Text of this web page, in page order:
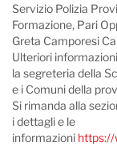
Servizio Polizia
Formazione, Pari
Greta Camporesi
Ulteriori
la segreteria della
e i Comuni della
Si rimanda alla
i dettagli e le
informazioni https://